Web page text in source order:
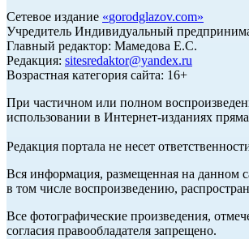
Сетевое издание «gorodglazov.com»
Учредитель Индивидуальный
Главный редактор: Мамедова Е.С.
Редакция: sitesredaktor@yandex.ru
Возрастная категория сайта: 16+
При частичном или полном
использовании в Интернет-изданиях
Редакция портала не несет
Вся информация, размещенная на данном
в том числе воспроизведению,
Все фотографические произведения,
согласия правообладателя запрещено.